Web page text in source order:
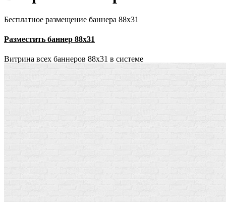
Бесплатное размещение баннера 88х31
Разместить баннер 88х31
Витрина всех баннеров 88x31 в системе